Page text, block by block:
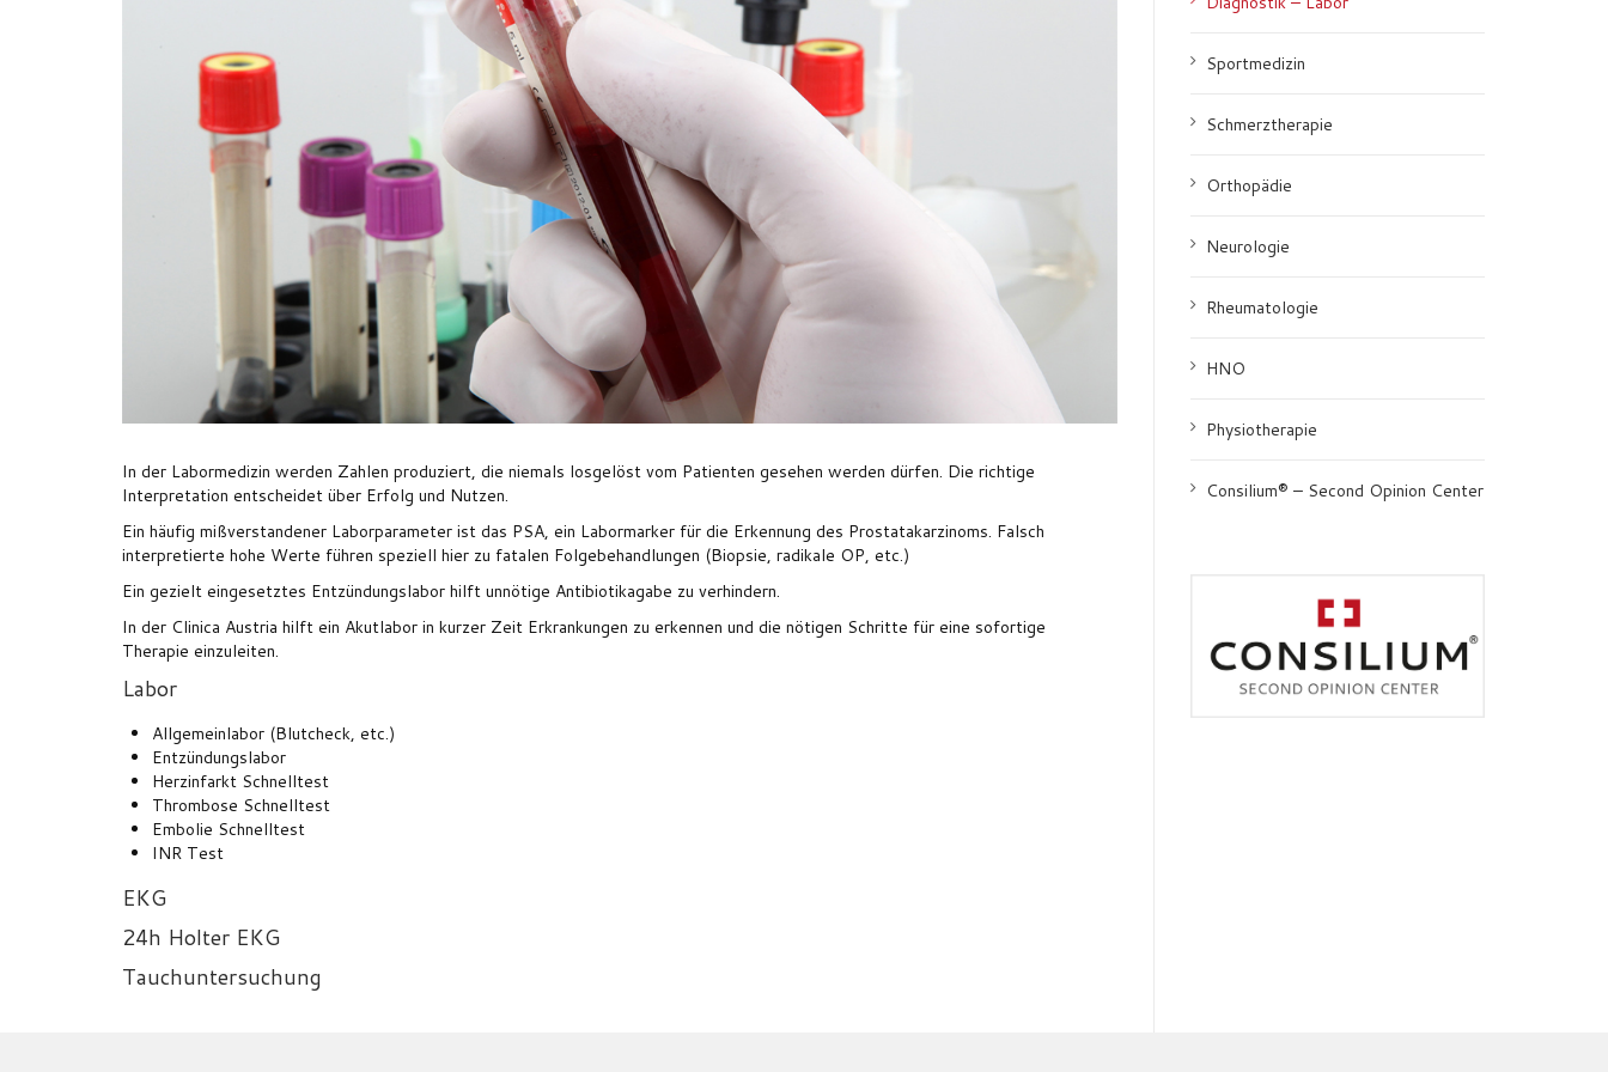
In der Labormedizin werden Zahlen produziert, die niemals losgelöst vom Patienten gesehen werden dürfen. Die richtige
Interpretation entscheidet über Erfolg und Nutzen.
Ein häufig mißverstandener Laborparameter ist das PSA, ein Labormarker für die Erkennung des Prostatakarzinoms. Falsch
interpretierte hohe Werte führen speziell hier zu fatalen Folgebehandlungen (Biopsie, radikale OP, etc.)
Ein gezielt eingesetztes Entzündungslabor hilft unnötige Antibiotikagabe zu verhindern.
In der Clinica Austria hilft ein Akutlabor in kurzer Zeit Erkrankungen zu erkennen und die nötigen Schritte für eine sofortige
Therapie einzuleiten.
Labor
Allgemeinlabor (Blutcheck, etc.)
Entzündungslabor
Herzinfarkt Schnelltest
Thrombose Schnelltest
Embolie Schnelltest
INR Test
EKG
24h Holter EKG
Tauchuntersuchung
Sportmedizin
Schmerztherapie
Orthopädie
Neurologie
Rheumatologie
HNO
Physiotherapie
Consilium® – Second Opinion Center